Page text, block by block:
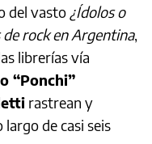
del vasto ¿Ídolos o
rock en Argentina,
librerías vía
“Ponchi”
rastrean y
largo de casi seis